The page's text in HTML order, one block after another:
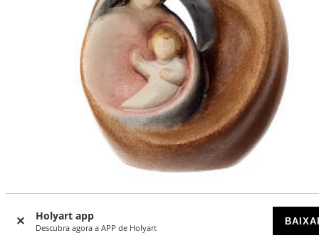
Holyart app
Descubra agora a APP de Holyart
DISPONÍVEL POR ENCOMENDA